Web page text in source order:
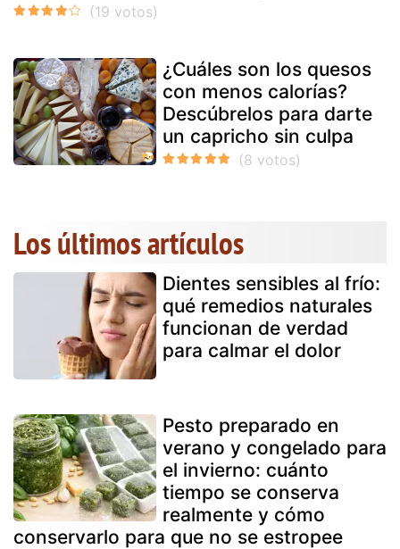
¿Cuáles son los quesos
con menos calorías?
Descúbrelos para darte
un capricho sin culpa
Los últimos artículos
Dientes sensibles al frío:
qué remedios naturales
funcionan de verdad
para calmar el dolor
Pesto preparado en
verano y congelado para
el invierno: cuánto
tiempo se conserva
realmente y cómo
conservarlo para que no se estropee